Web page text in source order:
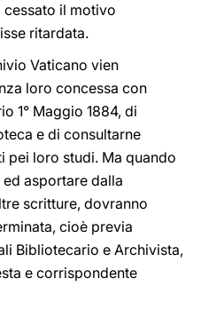
il motivo
ritardata.
Vaticano vien
loro concessa con
1° Maggio 1884, di
e di consultarne
pei loro studi. Ma quando
asportare dalla
scritture, dovranno
cioè previa
Bibliotecario e Archivista,
e corrispondente